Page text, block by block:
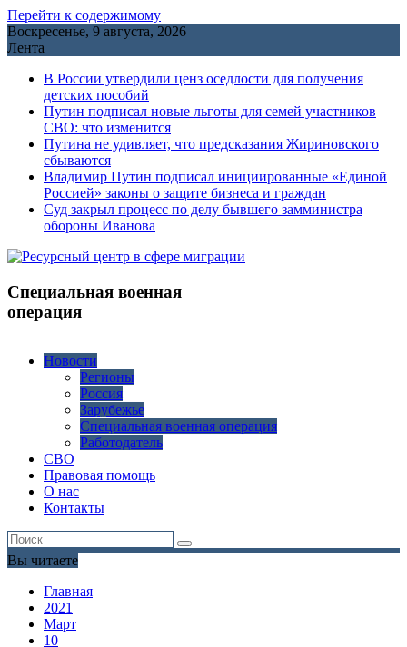
Перейти к содержимому
Воскресенье, 9 августа, 2026
Лента
В России утвердили ценз оседлости для получения
детских пособий
Путин подписал новые льготы для семей участников
СВО: что изменится
Путина не удивляет, что предсказания Жириновского
сбываются
Владимир Путин подписал инициированные «Единой
Россией» законы о защите бизнеса и граждан
Cуд закрыл процесс по делу бывшего замминистра
обороны Иванова
Специальная военная
операция
Новости
Регионы
Россия
Зарубежье
Специальная военная операция
Работодатель
СВО
Правовая помощь
О нас
Контакты
Вы читаете
Главная
2021
Март
10